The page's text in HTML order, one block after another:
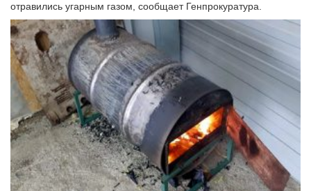
отравились угарным газом, сообщает Генпрокуратура.